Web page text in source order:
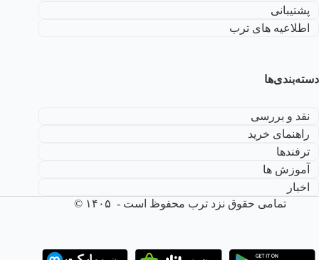
پشتیبانی
اطلاعیه های ترب
دسته‌بندی‌ها
نقد و بررسی
راهنمای خرید
ترفندها
آموزش ها
اخبار
تمامی حقوق نزد ترب محفوظ است - ۱۴۰۵ ©